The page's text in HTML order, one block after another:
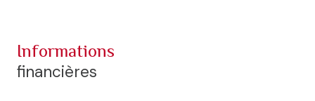
informations
financières